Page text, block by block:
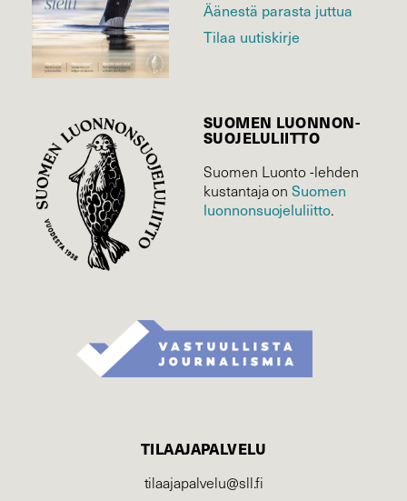
Äänestä parasta juttua
Tilaa uutiskirje
SUOMEN LUONNON­
SUOJELU­LIITTO
Suomen Luonto -lehden
kustantaja onSuomen
luonnonsuojelu­liitto.
TILAAJAPALVELU
tilaajapalvelu@sll.fi